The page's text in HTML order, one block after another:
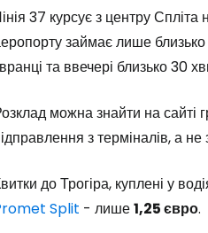
37 курсує з центру
займає лише
та ввечері близько 30
можна знайти на сайті
з терміналів, а не
до Трогіра, куплені у
Split - лише1,25 євро.